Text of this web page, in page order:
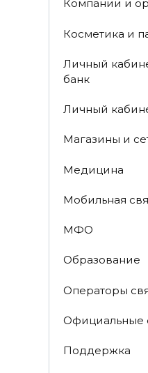
Компании и
Косметика и
Личный
банк
Личный
Магазины и
Медицина
Мобильная
МФО
Образование
Операторы
Официальные
Поддержка